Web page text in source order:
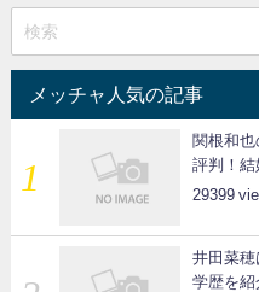
メッチャ人気の記事
関根和
評判！結
29399
井田菜穂
学歴を紹